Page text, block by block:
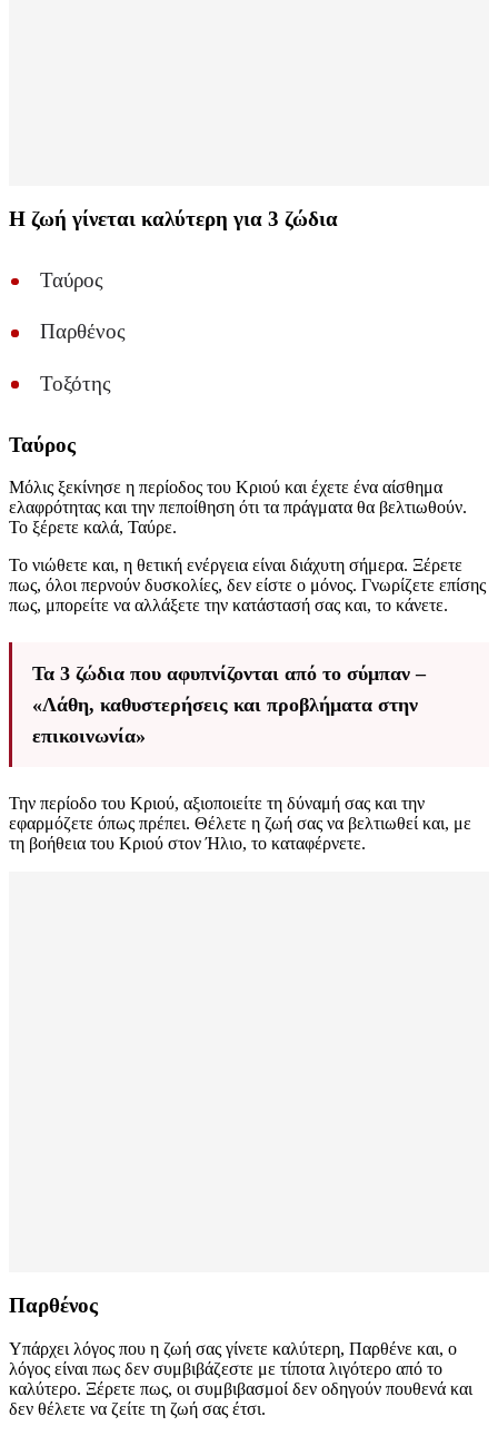
Η ζωή γίνεται καλύτερη για 3 ζώδια
Ταύρος
Παρθένος
Τοξότης
Ταύρος
Μόλις ξεκίνησε η περίοδος του Κριού και έχετε ένα αίσθημα
ελαφρότητας και την πεποίθηση ότι τα πράγματα θα βελτιωθούν.
Το ξέρετε καλά, Ταύρε.
Το νιώθετε και, η θετική ενέργεια είναι διάχυτη σήμερα. Ξέρετε
πως, όλοι περνούν δυσκολίες, δεν είστε ο μόνος. Γνωρίζετε επίσης
πως, μπορείτε να αλλάξετε την κατάστασή σας και, το κάνετε.
Τα 3 ζώδια που αφυπνίζονται από το σύμπαν –
«Λάθη, καθυστερήσεις και προβλήματα στην
επικοινωνία»
Την περίοδο του Κριού, αξιοποιείτε τη δύναμή σας και την
εφαρμόζετε όπως πρέπει. Θέλετε η ζωή σας να βελτιωθεί και, με
τη βοήθεια του Κριού στον Ήλιο, το καταφέρνετε.
Παρθένος
Υπάρχει λόγος που η ζωή σας γίνετε καλύτερη, Παρθένε και, ο
λόγος είναι πως δεν συμβιβάζεστε με τίποτα λιγότερο από το
καλύτερο. Ξέρετε πως, οι συμβιβασμοί δεν οδηγούν πουθενά και
δεν θέλετε να ζείτε τη ζωή σας έτσι.